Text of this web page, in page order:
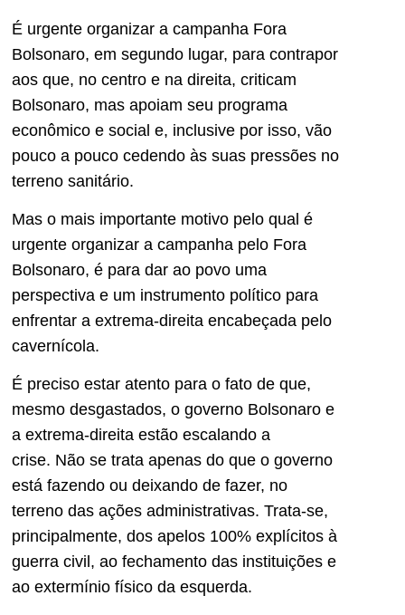
É urgente organizar a campanha Fora
Bolsonaro, em segundo lugar, para contrapor
aos que, no centro e na direita, criticam
Bolsonaro, mas apoiam seu programa
econômico e social e, inclusive por isso, vão
pouco a pouco cedendo às suas pressões no
terreno sanitário.
Mas o mais importante motivo pelo qual é
urgente organizar a campanha pelo Fora
Bolsonaro, é para dar ao povo uma
perspectiva e um instrumento político para
enfrentar a extrema-direita encabeçada pelo
cavernícola.
É preciso estar atento para o fato de que,
mesmo desgastados, o governo Bolsonaro e
a extrema-direita estão escalando a
crise. Não se trata apenas do que o governo
está fazendo ou deixando de fazer, no
terreno das ações administrativas. Trata-se,
principalmente, dos apelos 100% explícitos à
guerra civil, ao fechamento das instituições e
ao extermínio físico da esquerda.